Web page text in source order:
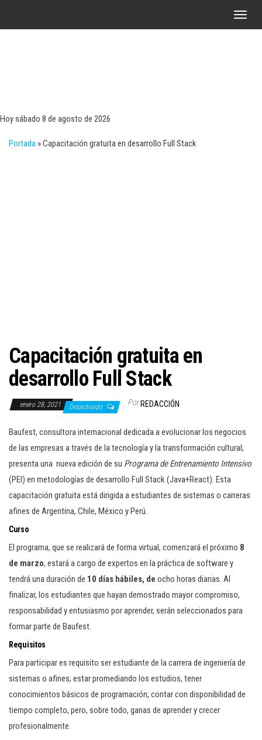
A
Hoy sábado 8 de agosto de 2026
Portada »Capacitación gratuita en desarrollo Full Stack
Capacitación gratuita en
desarrollo Full Stack
enero 28, 2021 Desactivado Por REDACCIÓN
Baufest, consultora internacional dedicada a evolucionar los negocios
de las empresas a través de la tecnología y la transformación cultural;
presenta una nueva edición de su Programa de Entrenamiento Intensivo
(PEI) en metodologías de desarrollo Full Stack (Java+React). Esta
capacitación gratuita está dirigida a estudiantes de sistemas o carreras
afines de Argentina, Chile, México y Perú.
Curso
El programa, que se realizará de forma virtual, comenzará el próximo 8
de marzo, estará a cargo de expertos en la práctica de software y
tendrá una duración de 10 días hábiles, de ocho horas diarias. Al
finalizar, los estudiantes que hayan demostrado mayor compromiso,
responsabilidad y entusiasmo por aprender, serán seleccionados para
formar parte de Baufest.
Requisitos
Para participar es requisito ser estudiante de la carrera de ingeniería de
sistemas o afines; estar promediando los estudios, tener
conocimientos básicos de programación, contar con disponibilidad de
tiempo completo, pero, sobre todo, ganas de aprender y crecer
profesionalmente.